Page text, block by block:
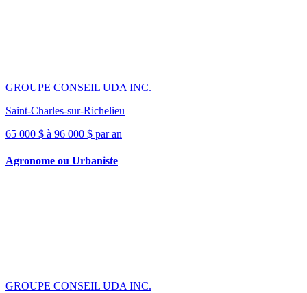
GROUPE CONSEIL UDA INC.
Saint-Charles-sur-Richelieu
65 000 $ à 96 000 $ par an
Agronome ou Urbaniste
GROUPE CONSEIL UDA INC.